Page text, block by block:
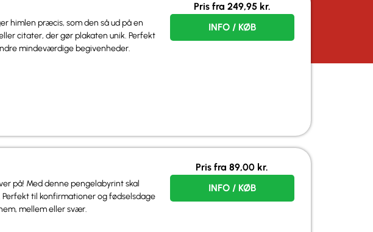
himlen præcis, som den så ud på en
citater, der gør plakaten unik. Perfekt
mindeværdige begivenheder.
Pris fra 249,95 kr.
INFO / KØB
på! Med denne pengelabyrint skal
til konfirmationer og fødselsdage
mellem eller svær.
Pris fra89,00 kr.
INFO / KØB